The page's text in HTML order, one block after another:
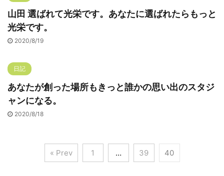
山田 選ばれて光栄です。あなたに選ばれたらもっと
光栄です。
2020/8/19
日記
あなたが創った場所もきっと誰かの思い出のスタジ
ャンになる。
2020/8/18
« Prev 1 … 39 40